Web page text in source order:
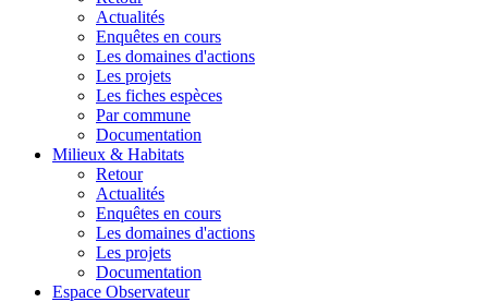
Actualités
Enquêtes en cours
Les domaines d'actions
Les projets
Les fiches espèces
Par commune
Documentation
Milieux & Habitats
Retour
Actualités
Enquêtes en cours
Les domaines d'actions
Les projets
Documentation
Espace Observateur